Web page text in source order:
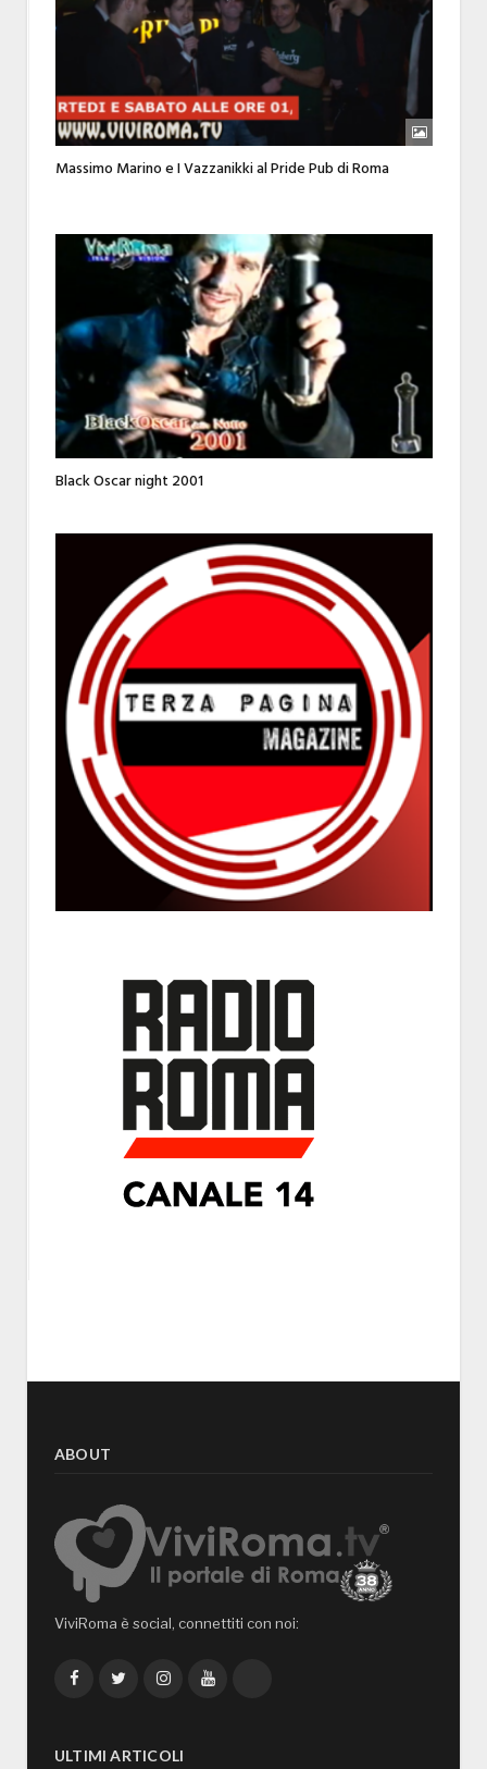
Massimo Marino e I Vazzanikki al Pride Pub di Roma
Black Oscar night 2001
ABOUT
ViviRoma è social, connettiti con noi:
FacebookTwitterInstagramYouTube
ULTIMI ARTICOLI